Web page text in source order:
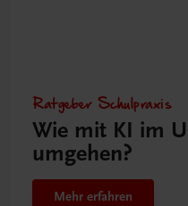
Ratgeber Schulpraxis
Wie mit KI im
umgehen?
Mehr erfahren